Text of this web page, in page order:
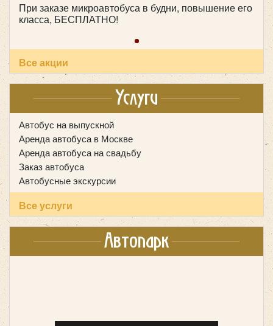
При заказе микроавтобуса в будни, повышение его
класса, БЕСПЛАТНО!
Все акции
Услуги
Автобус на выпускной
Аренда автобуса в Москве
Аренда автобуса на свадьбу
Заказ автобуса
Автобусные экскурсии
Все услуги
Автопарк
Количество мест:53
Класс:туристический
2800 руб/час
Yutong ZK6128